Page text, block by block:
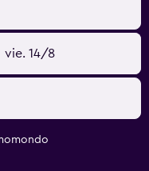
vie. 14/8